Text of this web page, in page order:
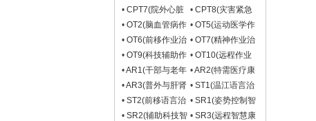
后综合征物理治疗
组)
康复物理治疗组)
• CPT7(院外心脏
康复物理治疗组)
• CPT8(灾害紧急
救护物理治疗组)
• OT2(脑血管病作
业治疗组)
• OT5(运动医学作
业治疗组)
• OT6(前移作业治
疗组)
• OT7(精神作业治
疗组)
• OT9(科技辅助作
业治疗组)
• OT10(远程作业
治疗组)
•AR1(干部与老年
康复组)
•AR2(特需医疗康
复组)
•AR3(普外与肝肾
移植康复组)
• ST1(温江语言治
疗组)
• ST2(前移语言治
疗组)
• SR1(姿势控制智
慧康复组)
• SR2(辅助科技智 • SR3(远程智慧康